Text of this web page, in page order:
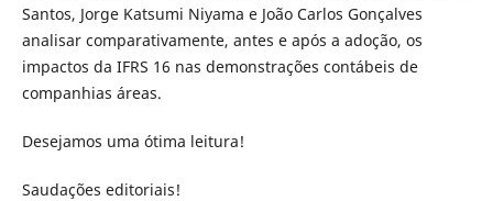
Santos, Jorge Katsumi Niyama e João Carlos Gonçalves
analisar comparativamente, antes e após a adoção, os
impactos da IFRS 16 nas demonstrações contábeis de
companhias áreas.
Desejamos uma ótima leitura!
Saudações editoriais!